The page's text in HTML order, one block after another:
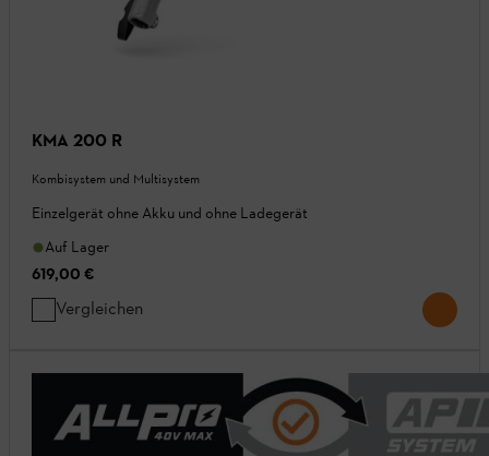
KMA 200 R
Kombisystem und Multisystem
Einzelgerät ohne Akku und ohne Ladegerät
Auf Lager
619,00 €
Vergleichen